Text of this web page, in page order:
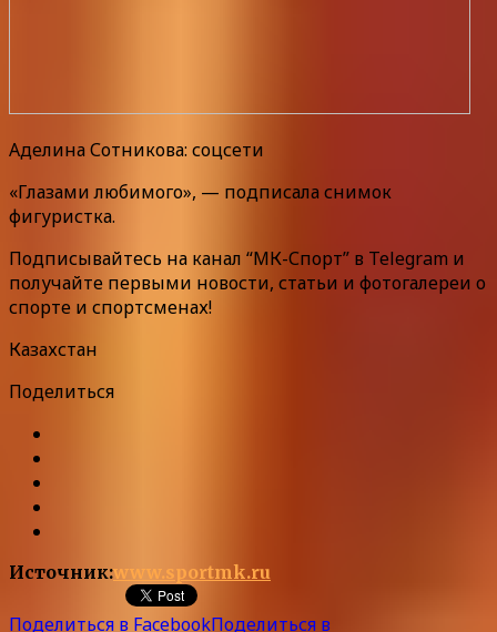
Аделина Сотникова: соцсети
«Глазами любимого», — подписала снимок
фигуристка.
Подписывайтесь на канал “МК-Спорт” в Telegram и
получайте первыми новости, статьи и фотогалереи о
спорте и спортсменах!
Казахстан
Поделиться
Источник:www.sportmk.ru
Поделиться в FacebookПоделиться в